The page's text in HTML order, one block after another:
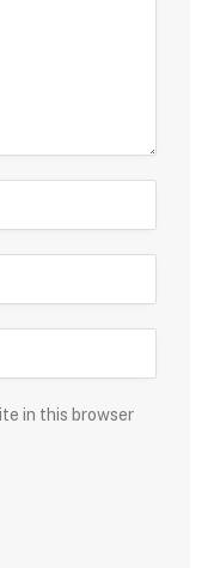
in this browser